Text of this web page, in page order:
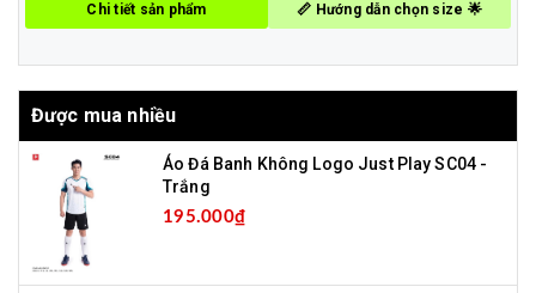
Chi tiết sản phẩm 📏 Hướng dẫn chọn size 🌟
Được mua nhiều
Áo Đá Banh Không Logo Just Play SC04 -
Trắng
195.000₫